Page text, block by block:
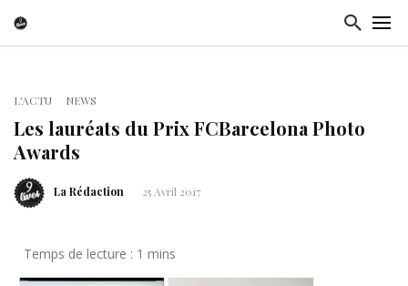
L'ACTU NEWS
Les lauréats du Prix FCBarcelona Photo
Awards
La Rédaction 25 Avril 2017